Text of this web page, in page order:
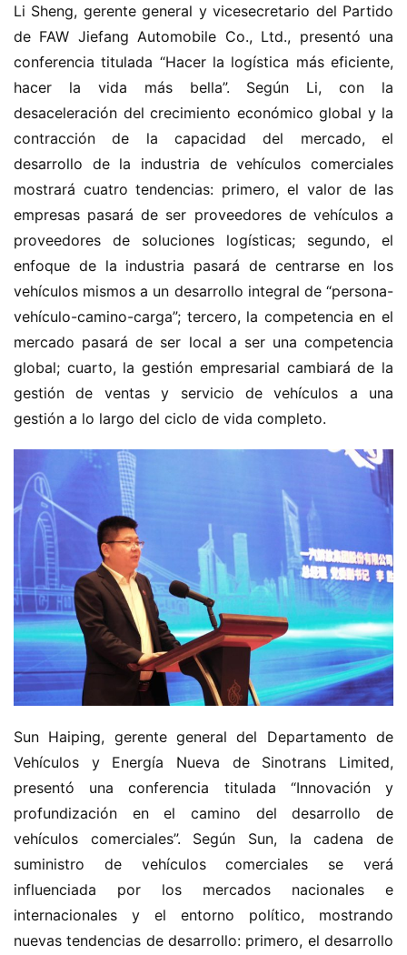
Li Sheng, gerente general y vicesecretario del Partido
de FAW Jiefang Automobile Co., Ltd., presentó una
conferencia titulada “Hacer la logística más eficiente,
hacer la vida más bella”. Según Li, con la
desaceleración del crecimiento económico global y la
contracción de la capacidad del mercado, el
desarrollo de la industria de vehículos comerciales
mostrará cuatro tendencias: primero, el valor de las
empresas pasará de ser proveedores de vehículos a
proveedores de soluciones logísticas; segundo, el
enfoque de la industria pasará de centrarse en los
vehículos mismos a un desarrollo integral de “persona-
vehículo-camino-carga”; tercero, la competencia en el
mercado pasará de ser local a ser una competencia
global; cuarto, la gestión empresarial cambiará de la
gestión de ventas y servicio de vehículos a una
gestión a lo largo del ciclo de vida completo.
Sun Haiping, gerente general del Departamento de
Vehículos y Energía Nueva de Sinotrans Limited,
presentó una conferencia titulada “Innovación y
profundización en el camino del desarrollo de
vehículos comerciales”. Según Sun, la cadena de
suministro de vehículos comerciales se verá
influenciada por los mercados nacionales e
internacionales y el entorno político, mostrando
nuevas tendencias de desarrollo: primero, el desarrollo